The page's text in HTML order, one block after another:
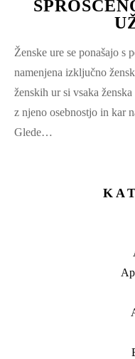
Ženske ure se ponašajo s
namenjena izključno
ženskih ur si vsaka
z njeno osebnostjo in kar
Glede…